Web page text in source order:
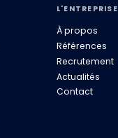
L'ENTREPRISE
À propos
Références
Recrutement
Actualités
Contact